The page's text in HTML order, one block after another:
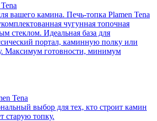
вашего камина. Печь-топка Plamen Tena
чугунная топочная
стеклом. Идеальная база для
портал, каминную полку или
Максимум готовности, минимум
Tena
выбор для тех, кто строит камин
старую топку.